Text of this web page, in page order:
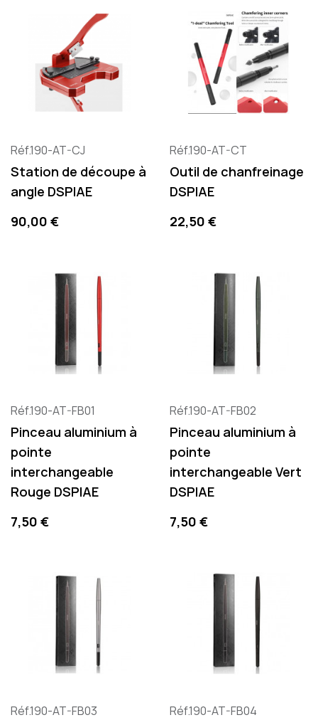
Réf.190-AT-CJ
Station de découpe à
angle DSPIAE
Prix
90,00 €
Réf.190-AT-CT
Outil de chanfreinage
DSPIAE
Prix
22,50 €
Réf.190-AT-FB01
Pinceau aluminium à
pointe
interchangeable
Rouge DSPIAE
Prix
7,50 €
Réf.190-AT-FB02
Pinceau aluminium à
pointe
interchangeable Vert
DSPIAE
Prix
7,50 €
Réf.190-AT-FB03 Réf.190-AT-FB04